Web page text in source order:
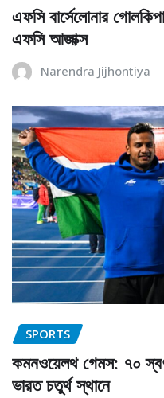
এফসি বার্সেলোনার
এফসি আজাক্স
Narendra Jijhontiya
SPORTS
কমনওয়েলথ গেমস: ৭০
ভারত চতুর্থ স্থানে